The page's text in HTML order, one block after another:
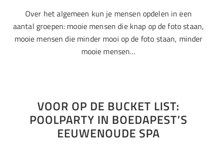
Over het algemeen kun je mensen opdelen in een
aantal groepen: mooie mensen die knap op de foto staan,
mooie mensen die minder mooi op de foto staan, minder
mooie mensen…
VOOR OP DE BUCKET LIST:
POOLPARTY IN BOEDAPEST’S
EEUWENOUDE SPA